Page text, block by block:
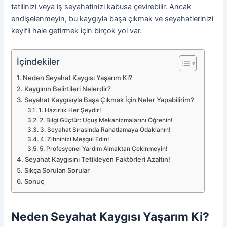
tatilinizi veya iş seyahatinizi kabusa çevirebilir. Ancak
endişelenmeyin, bu kaygıyla başa çıkmak ve seyahatlerinizi
keyifli hale getirmek için birçok yol var.
İçindekiler
Neden Seyahat Kaygısı Yaşarım Ki?
Kaygının Belirtileri Nelerdir?
Seyahat Kaygısıyla Başa Çıkmak İçin Neler Yapabilirim?
1. Hazırlık Her Şeydir!
2. Bilgi Güçtür: Uçuş Mekanizmalarını Öğrenin!
3. Seyahat Sırasında Rahatlamaya Odaklanın!
4. Zihninizi Meşgul Edin!
5. Profesyonel Yardım Almaktan Çekinmeyin!
Seyahat Kaygısını Tetikleyen Faktörleri Azaltın!
Sıkça Sorulan Sorular
Sonuç
Neden Seyahat Kaygısı Yaşarım Ki?